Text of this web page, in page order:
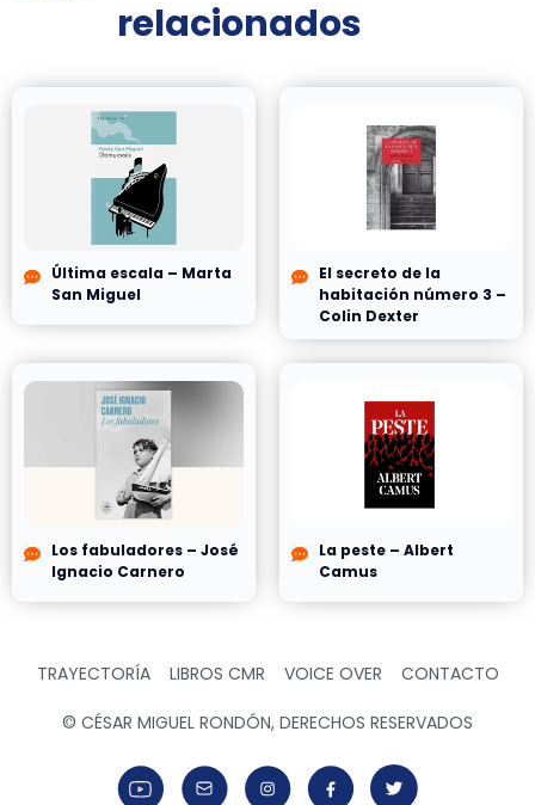
relacionados
Última escala – Marta
San Miguel
El secreto de la
habitación número 3 –
Colin Dexter
Los fabuladores – José
Ignacio Carnero
La peste – Albert
Camus
TRAYECTORÍA LIBROS CMR VOICE OVER CONTACTO
© CÉSAR MIGUEL RONDÓN, DERECHOS RESERVADOS